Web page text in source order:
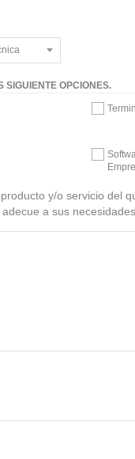
SIGUIENTE OPCIONES.
y/o servicio del
a sus necesidades.